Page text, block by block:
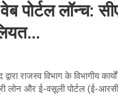
लॉन्च:
राजस्व विभाग के विभागीय
और ई-वसूली पोर्टल (ई-